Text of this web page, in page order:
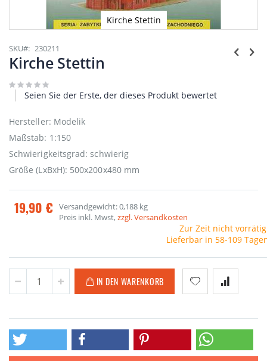
Kirche Stettin
Anfang
der
Bildgalerie
SKU 230211
Kirche Stettin
Seien Sie der Erste, der dieses Produkt bewertet
Hersteller: Modelik
Maßstab: 1:150
Schwierigkeitsgrad: schwierig
Größe (LxBxH): 500x200x480 mm
19,90 € Versandgewicht: 0,188 kg
Preis inkl. Mwst,zzgl. Versandkosten
Zur Zeit nicht
Lieferbar in 58-109
IN DEN WARENKORB